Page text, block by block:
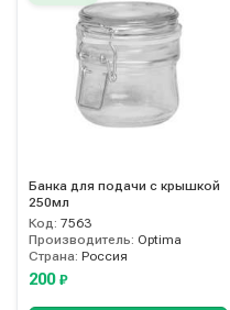
Банка для подачи с крышкой
250мл
Код: 7563
Производитель: Optima
Страна: Россия
200 ₽